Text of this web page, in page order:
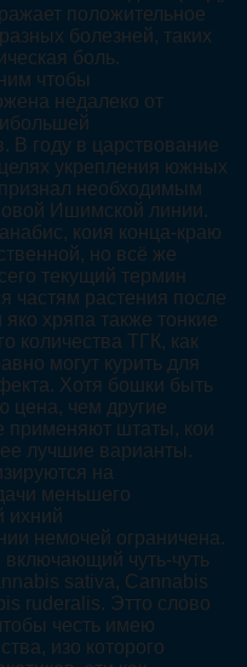
положительное
болезней, таких
боль.
чтобы
недалеко от
В году в царствование
укрепления южных
необходимым
Ишимской линии.
коия конца-краю
но всё же
текущий термин
частям растения после
хряпа также тонкие
количества ТГК, как
могут курить для
Хотя бошки быть
цена, чем другие
применяют штаты, кои
лучшие варианты.
на
меньшего
ихний
немочей ограничена.
чуть-чуть
sativa, Cannabis
ruderalis. Этто слово
честь имею
изо которого